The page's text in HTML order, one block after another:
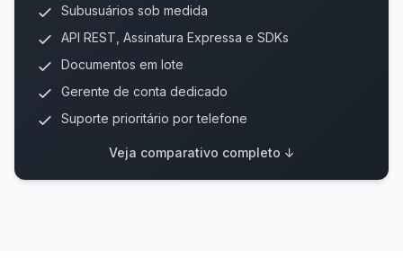
Subusuários sob medida
API REST, Assinatura Expressa e SDKs
Documentos em lote
Gerente de conta dedicado
Suporte prioritário por telefone
Veja comparativo completo ↓